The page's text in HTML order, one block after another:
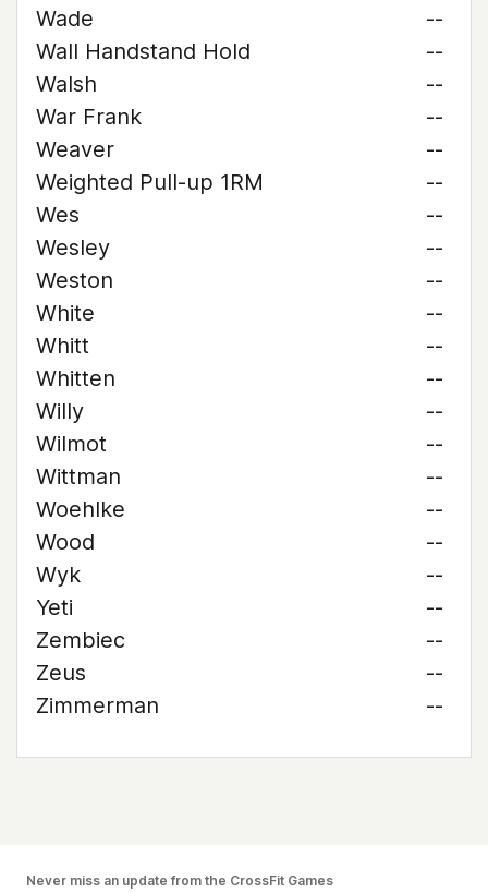
Wade
--
Wall Handstand Hold
--
Walsh
--
War Frank
--
Weaver
--
Weighted Pull-up 1RM
--
Wes
--
Wesley
--
Weston
--
White
--
Whitt
--
Whitten
--
Willy
--
Wilmot
--
Wittman
--
Woehlke
--
Wood
--
Wyk
--
Yeti
--
Zembiec
--
Zeus
--
Zimmerman
--
Never miss an update from the CrossFit Games